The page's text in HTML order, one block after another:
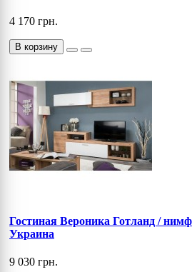
4 170 грн.
В корзину
Гостиная Вероника Готланд /
Украина
9 030 грн.